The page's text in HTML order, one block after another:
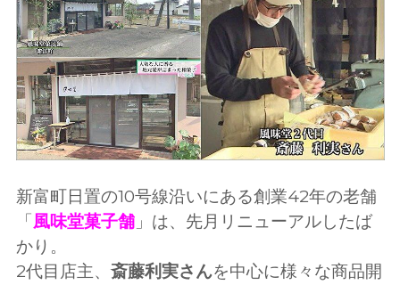
新富町日置の10号線沿いにある創業42年の老舗
「風味堂菓子舗」は、先月リニューアルしたば
かり。
2代目店主、斎藤利実さんを中心に様々な商品開